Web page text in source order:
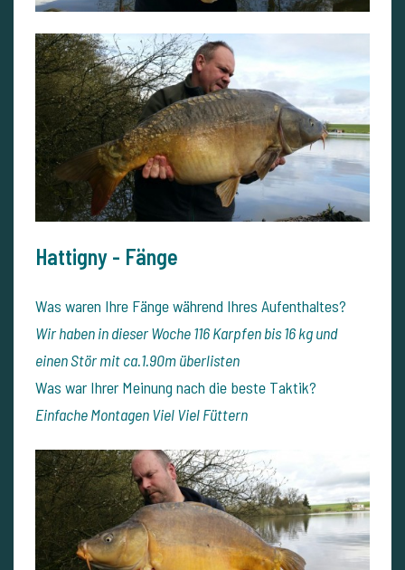
Hattigny - Fänge
Was waren Ihre Fänge während Ihres Aufenthaltes?
Wir haben in dieser Woche 116 Karpfen bis 16 kg und
einen Stör mit ca.1.90m überlisten
Was war Ihrer Meinung nach die beste Taktik?
Einfache Montagen Viel Viel Füttern